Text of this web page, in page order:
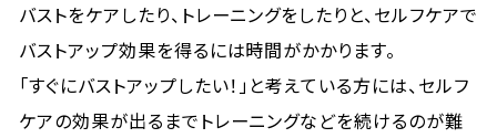
バストをケアしたり、トレーニングをしたりと、セルフケアで
バストアップ効果を得るには時間がかかります。
「すぐにバストアップしたい！」と考えている方には、セルフ
ケアの効果が出るまでトレーニングなどを続けるのが難